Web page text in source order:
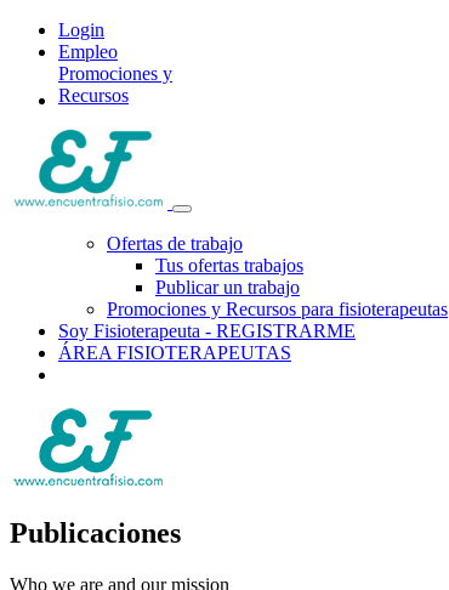
Login
Empleo
Promociones y
Recursos
Ofertas de trabajo
Tus ofertas trabajos
Publicar un trabajo
Promociones y Recursos para fisioterapeutas
Soy Fisioterapeuta - REGISTRARME
ÁREA FISIOTERAPEUTAS
Publicaciones
Who we are and our mission